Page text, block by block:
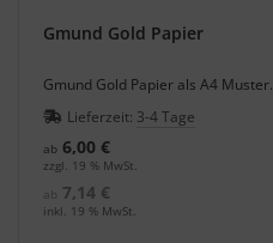
Gmund Gold Papier
Gmund Gold Papier als A4 Muster.
Lieferzeit: 3-4 Tage
ab 6,00 €
zzgl. 19 % MwSt.
ab
7,14 €
inkl. 19 % MwSt.